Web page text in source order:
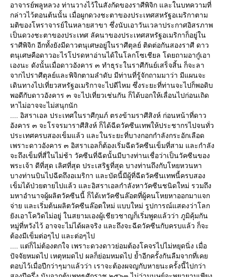
อาจารย์พลูหลวง ท่านวางไว้ในสังกัดของราศีพิจิก และในบทความที่
กล่าวไว้ตอนต้นนั้น เมื่อผูกดวงชะตาของประเทศสหรัฐอเมริกาตาม
มติของโหราจารย์ในหลายสาขา ซึ่งนับเอาวันเวลาประกาศอิสรภาพ
เป็นดวงชะตาของประเทศ ลัคนาของประเทศสหรัฐอเมริกาก็อยู่ใน
ราศีพิจิก อีกทั้งยังมีดาวตนุเศษอยู่ในราศีตุลย์ ติดต่อกันสองราศี ดาว
ตนุเศษคือดาวอะไรโปรดหาอ่านได้ในโลกโซเชียล โดยถามอากู๋เอา
เองนะ ดังนั้นเมื่อดาวอังคาร ๓ ทำธุระในราศีกันย์เสร็จสิ้น ก็จะลา
จากไปราศีตุลย์และพิจิกตามลำดับ มีท่านที่รู้จักถามมาว่า มีแผนจะ
เดินทางไปเที่ยวสหรัฐอเมริกาจะไปดีไหม ซึ่งระยะที่ท่านจะไปก็พอดิบ
พอดีกับดาวอังคาร ๓ จะไปเที่ยวเช่นกัน ก็ได้บอกให้เลื่อนไปก่อนเถิด
หาไม่อาจจะไม่สนุกนัก
.... อิสราเอล ประเทศในราศีกุมภ์ ตรงข้ามราศีสิงห์ ก่อนหน้าที่ดาว
อังคาร ๓ จะโรจรมาราศีสิงห์ ก็ได้ฉีดวัคซีนเทพให้ประชากรไปจนทั่ว
ประเทศครบสองเข็มแล้ว และในระยะที่บางกอกกำลังกระอักเลือด
เพราะดาวอังคาร ๓ อิสราเอลก็ต้องเริ่มฉีดวัคซีนเข็มที่สาม และกำลัง
จะถึงเข็มที่สี่ในไม่ช้า วัคซีนที่ฉีดนั้นมีบางท่านเชื่อว่าเป็นวัคซีนของ
พระเจ้า ดีที่สุด เลิศที่สุด ประเสริฐที่สุด บางท่านถึงกับโหยหวนหา
บางท่านบินไปฉีดถึงอเมริกา และบัดนี้มีผู้ที่ฉีดวัคซีนเทพนี้ครบสอง
เข็มได้ป่วยตายไปแล้ว และอิสราเอลกำลังหาวัคซีนชนิดใหม่ รวมถึง
มหาอำนาจผู้ผลิตวัคซีนนี้ ก็ได้เทวัคซีนล๊อตที่ผู้คนโหยหาออกมาแจก
จ่าย และเริ่มต้นผลิตวัคซีนล๊อตใหม่ แบบใหม่ รูปการณ์แสดงว่าโลก
ังเอาโควิดไม่อยู่ ในสยามเองผู้เชียวชาญก็เริ่มพูดแล้วว่า ภูมิคุ้มกัน
หมู่ที่หวังไว้ อาจจะไม่ได้ผลจริง และถึงจะฉีดวัคซีนกับครบแล้ว ก็จะ
ต้องมีเข็มต่อๆไป และต่อๆไป
.... แต่ก็ไม่ต้องตกใจ เพราะดวงดาวย่อมต้องโคจรไปไม่หยุดนิ่ง เมื่อ
ปัจจัยหมดไป เหตุหมดไป ผลก็ย่อมหมดไป ย้ำอีกครั้งกันลืมจากที่เค
ตอบไว้เมื่อปีกว่าๆมาแล้วว่า เราจะต้องผจญกับหายนะครั้งนี้ไปกว่า